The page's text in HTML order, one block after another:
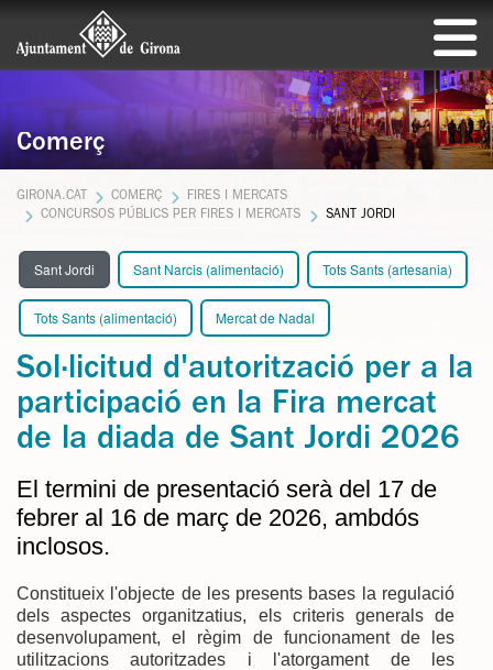
Comerç
GIRONA.CAT COMERÇ
FIRES I MERCATS
CONCURSOS PÚBLICS PER FIRES I MERCATS
SANT JORDI
Sant Jordi Sant Narcis (alimentació) Tots Sants (artesania)
Tots Sants (alimentació) Mercat de Nadal
Sol·licitud d'autorització per a la
participació en la Fira mercat
de la diada de Sant Jordi 2026
El termini de presentació serà del 17 de
febrer al 16 de març de 2026, ambdós
inclosos.
Constitueix l'objecte de les presents bases la regulació
dels aspectes organitzatius, els criteris generals de
desenvolupament, el règim de funcionament de les
utilitzacions autoritzades i l'atorgament de les